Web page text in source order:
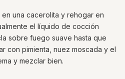
una cacerolita y rehogar en
el líquido de cocción
sobre fuego suave hasta que
con pimienta, nuez moscada y el
y mezclar bien.